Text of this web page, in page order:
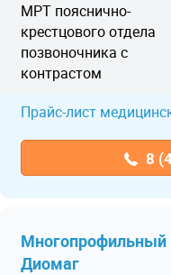
МРТ пояснично-
крестцового отдела
позвоночника с
контрастом
Прайс-лист
8
Многопрофильный
Диомаг